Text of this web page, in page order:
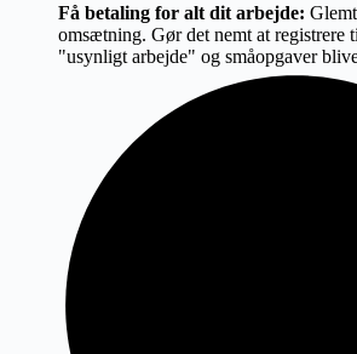
Få betaling for alt dit arbejde:
omsætning. Gør det nemt at registrere
"usynligt arbejde" og småopgaver